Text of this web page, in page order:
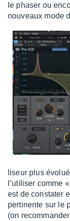
le phaser ou
nouveaux mode
li­seur plus
l’uti­li­ser comme
est de consta­ter
perti­nente sur le
(on